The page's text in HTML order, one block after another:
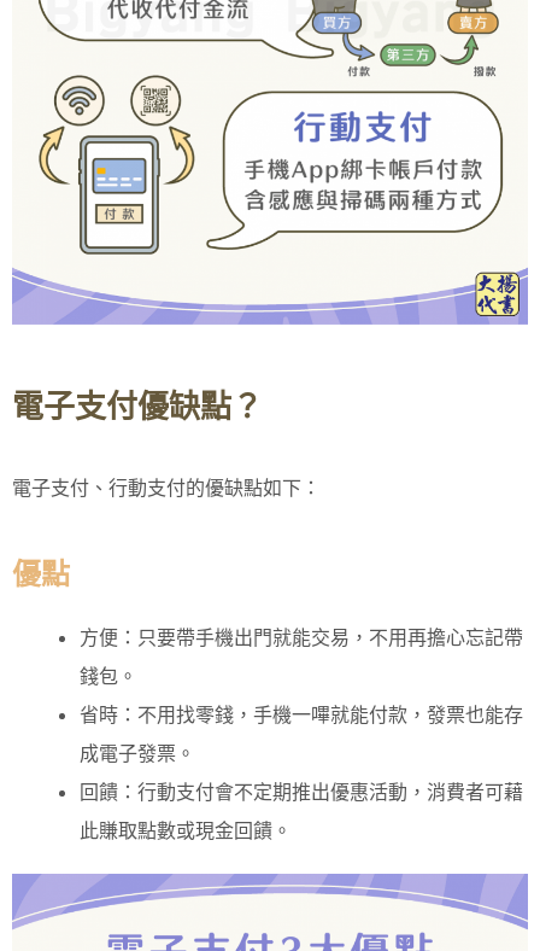
電子支付優缺點？
電子支付、行動支付的優缺點如下：
優點
方便：只要帶手機出門就能交易，不用再擔心忘記帶
錢包。
省時：不用找零錢，手機一嗶就能付款，發票也能存
成電子發票。
回饋：行動支付會不定期推出優惠活動，消費者可藉
此賺取點數或現金回饋。